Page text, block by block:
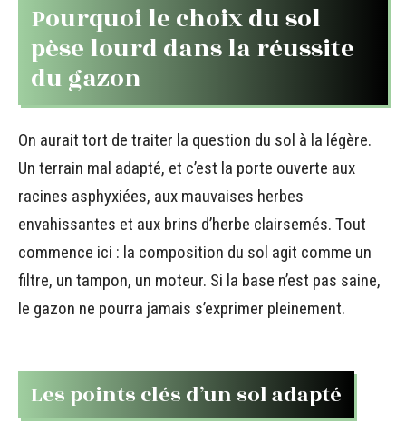
Pourquoi le choix du sol
pèse lourd dans la réussite
du gazon
On aurait tort de traiter la question du sol à la légère.
Un terrain mal adapté, et c’est la porte ouverte aux
racines asphyxiées, aux mauvaises herbes
envahissantes et aux brins d’herbe clairsemés. Tout
commence ici : la composition du sol agit comme un
filtre, un tampon, un moteur. Si la base n’est pas saine,
le gazon ne pourra jamais s’exprimer pleinement.
Les points clés d’un sol adapté